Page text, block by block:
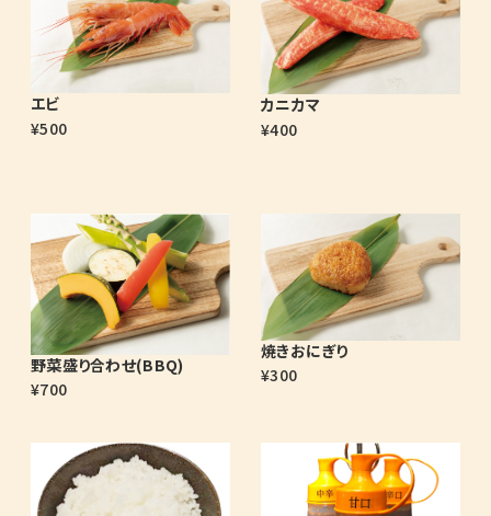
エビ
¥500
カニカマ
¥400
野菜盛り合わせ(BBQ)
¥700
焼きおにぎり
¥300